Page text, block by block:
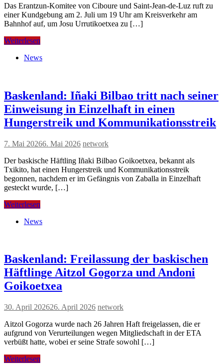
Das Erantzun-Komitee von Ciboure und Saint-Jean-de-Luz ruft zu
einer Kundgebung am 2. Juli um 19 Uhr am Kreisverkehr am
Bahnhof auf, um Josu Urrutikoetxea zu […]
Weiterlesen
News
Baskenland: Iñaki Bilbao tritt nach seiner
Einweisung in Einzelhaft in einen
Hungerstreik und Kommunikationsstreik
7. Mai 20266. Mai 2026 network
Der baskische Häftling Iñaki Bilbao Goikoetxea, bekannt als
Txikito, hat einen Hungerstreik und Kommunikationsstreik
begonnen, nachdem er im Gefängnis von Zaballa in Einzelhaft
gesteckt wurde, […]
Weiterlesen
News
Baskenland: Freilassung der baskischen
Häftlinge Aitzol Gogorza und Andoni
Goikoetxea
30. April 202626. April 2026 network
Aitzol Gogorza wurde nach 26 Jahren Haft freigelassen, die er
aufgrund von Verurteilungen wegen Mitgliedschaft in der ETA
verbüßt hatte, wobei er seine Strafe sowohl […]
Weiterlesen